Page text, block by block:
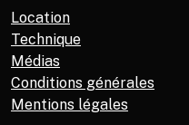
Location
Technique
Médias
Conditions générales
Mentions légales